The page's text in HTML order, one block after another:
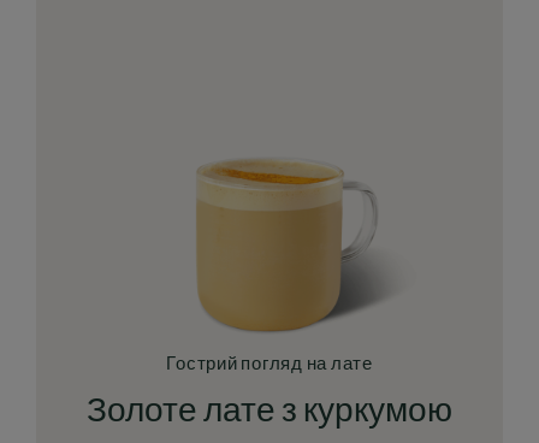
Золоте лате з куркумою
Гострий погляд на лате